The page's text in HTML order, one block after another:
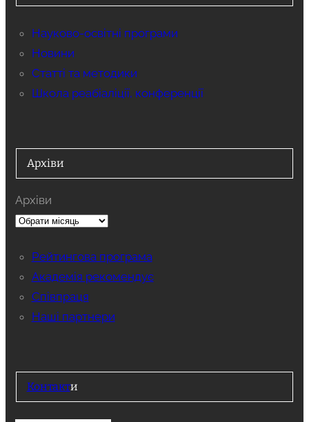
Науково-освітні програми
Новини
Статті та методики
Школа реабіаліції, конференції
Архіви
Архіви
Рейтингова програма
Академія рекомендує
Співпраця
Наші партнери
Контакти